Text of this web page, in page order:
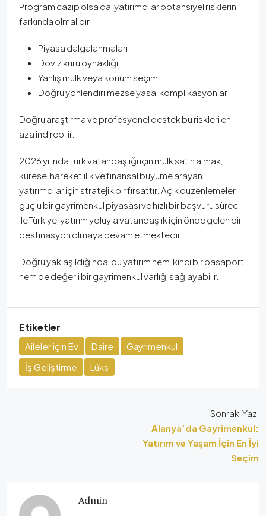
Program cazip olsa da, yatırımcılar potansiyel risklerin
farkında olmalıdır:
Piyasa dalgalanmaları
Döviz kuru oynaklığı
Yanlış mülk veya konum seçimi
Doğru yönlendirilmezse yasal komplikasyonlar
Doğru araştırma ve profesyonel destek bu riskleri en
aza indirebilir.
2026 yılında Türk vatandaşlığı için mülk satın almak,
küresel hareketlilik ve finansal büyüme arayan
yatırımcılar için stratejik bir fırsattır. Açık düzenlemeler,
güçlü bir gayrimenkul piyasası ve hızlı bir başvuru süreci
ile Türkiye, yatırım yoluyla vatandaşlık için önde gelen bir
destinasyon olmaya devam etmektedir.
Doğru yaklaşıldığında, bu yatırım hem ikinci bir pasaport
hem de değerli bir gayrimenkul varlığı sağlayabilir.
Etiketler
Aileler için Ev Daire
Gayrimenkul
İş Geliştirme
Lüks
Sonraki Yazı
Alanya’da Gayrimenkul:
Yatırım ve Yaşam İçin En İyi
Seçim
Admin